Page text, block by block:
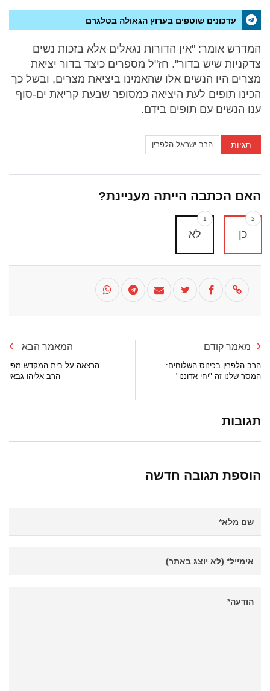
עדכונים שוטפים בערוץ הגאולה בטלגרם
המדרש אומר: "אין הדורות נגאלים אלא בזכות נשים
צדקניות שיש בדור". חז"ל מספרים כיצד בדור יציאת
מצרים היו הנשים אלו שהאמינו ביציאת מצרים, ובשל כך
הכינו תופים לעת היציאה כמסופר שבעת קריאת ים-סוף
ענו הנשים עם תופים בידם.
תגיות הרב ישראל הלפרין
האם הכתבה הייתה מעניינת?
כן
2
לא
1
מאמר קודם
הרב הלפרין בכינוס השלוחים:
המסר שלנו זה "יחי אדוננו"
המאמר הבא
הרצאה על בית המקדש מפי
הרב אליהו גבאי
תגובות
הוספת תגובה חדשה